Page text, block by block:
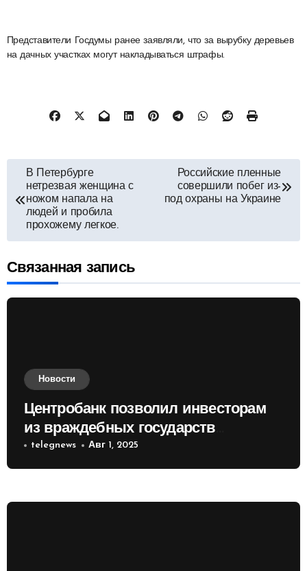
Представители Госдумы ранее заявляли, что за вырубку деревьев
на дачных участках могут накладываться штрафы.
Навигация
по
записям
В Петербурге
нетрезвая женщина с
ножом напала на
людей и пробила
прохожему легкое.
Российские пленные
совершили побег из-
под охраны на Украине
Связанная запись
Новости
Центробанк позволил инвесторам
из враждебных государств
приобретать валюту
telegnews Авг 1, 2025